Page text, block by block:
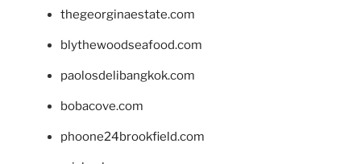
thegeorginaestate.com
blythewoodseafood.com
paolosdelibangkok.com
bobacove.com
phoone24brookfield.com